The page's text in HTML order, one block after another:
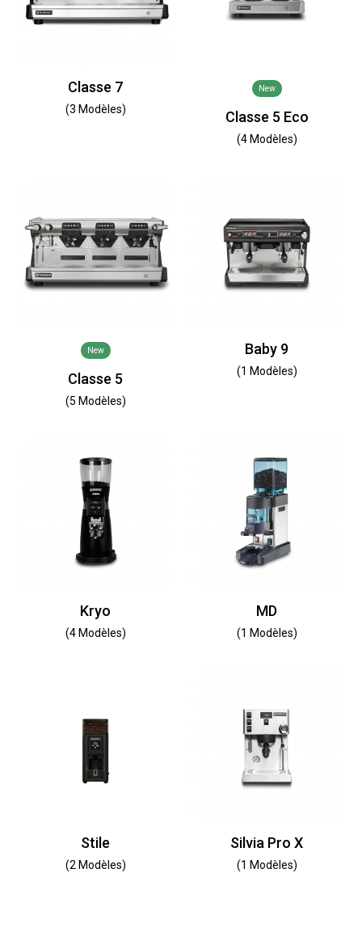
Classe 7
(3 Modèles)
New
Classe 5 Eco
(4 Modèles)
New
Classe 5
(5 Modèles)
Baby 9
(1 Modèles)
Kryo
(4 Modèles)
MD
(1 Modèles)
Stile
(2 Modèles)
Silvia Pro X
(1 Modèles)